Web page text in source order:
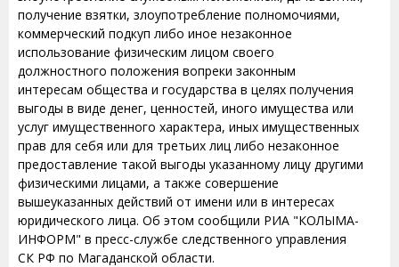
получение взятки, злоупотребление полномочиями,
коммерческий подкуп либо иное незаконное
использование физическим лицом своего
должностного положения вопреки законным
интересам общества и государства в целях получения
выгоды в виде денег, ценностей, иного имущества или
услуг имущественного характера, иных имущественных
прав для себя или для третьих лиц либо незаконное
предоставление такой выгоды указанному лицу другими
физическими лицами, а также совершение
вышеуказанных действий от имени или в интересах
юридического лица. Об этом сообщили РИА "КОЛЫМА-
ИНФОРМ" в пресс-службе следственного управления
СК РФ по Магаданской области.